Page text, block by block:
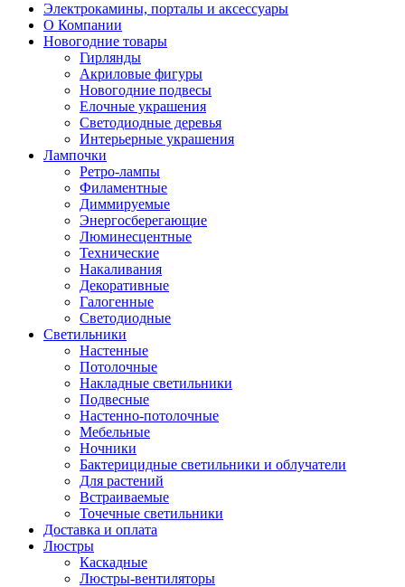
Электрокамины, порталы и аксессуары
О Компании
Новогодние товары
Гирлянды
Акриловые фигуры
Новогодние подвесы
Елочные украшения
Светодиодные деревья
Интерьерные украшения
Лампочки
Ретро-лампы
Филаментные
Диммируемые
Энергосберегающие
Люминесцентные
Технические
Накаливания
Декоративные
Галогенные
Светодиодные
Светильники
Настенные
Потолочные
Накладные светильники
Подвесные
Настенно-потолочные
Мебельные
Ночники
Бактерицидные светильники и облучатели
Для растений
Встраиваемые
Точечные светильники
Доставка и оплата
Люстры
Каскадные
Люстры-вентиляторы